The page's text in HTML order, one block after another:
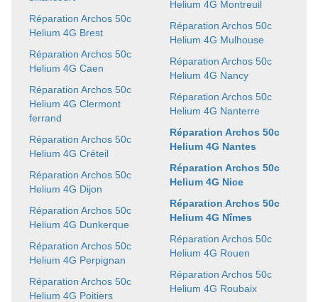
Réparation Archos 50c
Helium 4G Brest
Réparation Archos 50c
Helium 4G Caen
Réparation Archos 50c
Helium 4G Clermont
ferrand
Réparation Archos 50c
Helium 4G Créteil
Réparation Archos 50c
Helium 4G Dijon
Réparation Archos 50c
Helium 4G Dunkerque
Réparation Archos 50c
Helium 4G Perpignan
Réparation Archos 50c
Helium 4G Poitiers
Helium 4G Montreuil
Réparation Archos 50c
Helium 4G Mulhouse
Réparation Archos 50c
Helium 4G Nancy
Réparation Archos 50c
Helium 4G Nanterre
Réparation Archos 50c
Helium 4G Nantes
Réparation Archos 50c
Helium 4G Nice
Réparation Archos 50c
Helium 4G Nîmes
Réparation Archos 50c
Helium 4G Rouen
Réparation Archos 50c
Helium 4G Roubaix